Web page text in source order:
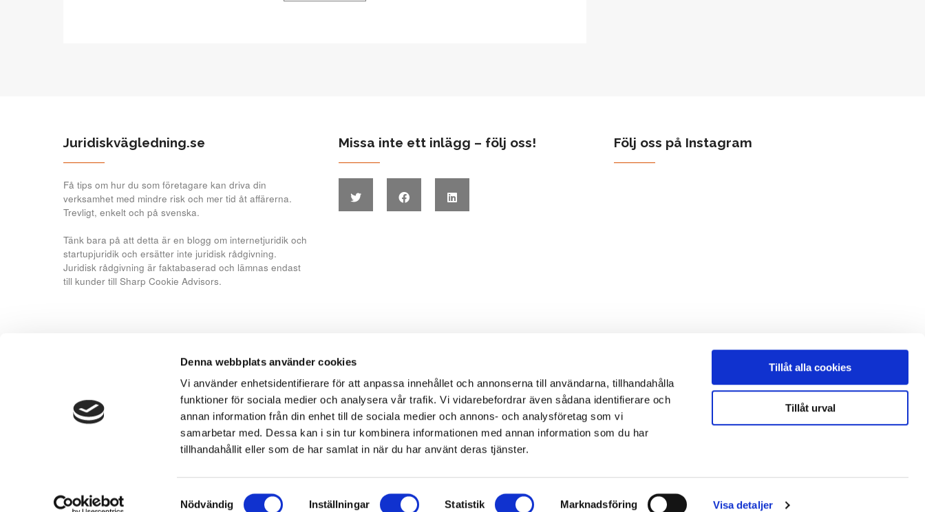
Denna webbplats använder cookies
Vi använder enhetsidentifierare för att anpassa innehållet och annonserna till användarna, tillhandahålla
funktioner för sociala medier och analysera vår trafik. Vi vidarebefordrar även sådana identifierare och
annan information från din enhet till de sociala medier och annons- och analysföretag som vi
samarbetar med. Dessa kan i sin tur kombinera informationen med annan information som du har
tillhandahållit eller som de har samlat in när du har använt deras tjänster.
Samtyckesval
Nödvändig Inställningar Statistik Marknadsföring Visa detaljer
Tillåt alla cookies
Tillåt urval
Juridiskvägledning.se
Få tips om hur du som företagare kan driva din
verksamhet med mindre risk och mer tid åt affärerna.
Trevligt, enkelt och på svenska.
Tänk bara på att detta är en blogg om internetjuridik och
startupjuridik och ersätter inte juridisk rådgivning.
Juridisk rådgivning är faktabaserad och lämnas endast
till kunder till Sharp Cookie Advisors.
Missa inte ett inlägg – följ oss! Följ oss på Instagram
Privacy notice